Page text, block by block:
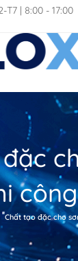
T7 | 8:00 - 17:00
Chất tạo đặc cho